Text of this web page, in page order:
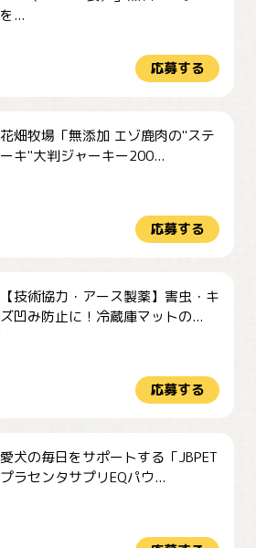
を...
応募する
花畑牧場「無添加 エゾ鹿肉の"ステ
ーキ"大判ジャーキー200...
応募する
【技術協力・アース製薬】害虫・キ
ズ凹み防止に！冷蔵庫マットの...
応募する
愛犬の毎日をサポートする「JBPET
プラセンタサプリEQパウ...